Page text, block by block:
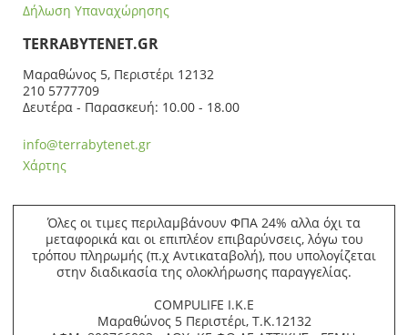
Δήλωση Υπαναχώρησης
ΤERRABYTENET.GR
Μαραθώνος 5, Περιστέρι 12132
210 5777709
Δευτέρα - Παρασκευή: 10.00 - 18.00
info@terrabytenet.gr
Χάρτης
Όλες οι τιμες περιλαμβάνουν ΦΠΑ 24% αλλα όχι τα
μεταφορικά και οι επιπλέον επιβαρύνσεις, λόγω του
τρόπου πληρωμής (π.χ Αντικαταβολή), που υπολογίζεται
στην διαδικασία της ολοκλήρωσης παραγγελίας.
COMPULIFE Ι.Κ.Ε
Μαραθώνος 5 Περιστέρι, Τ.Κ.12132